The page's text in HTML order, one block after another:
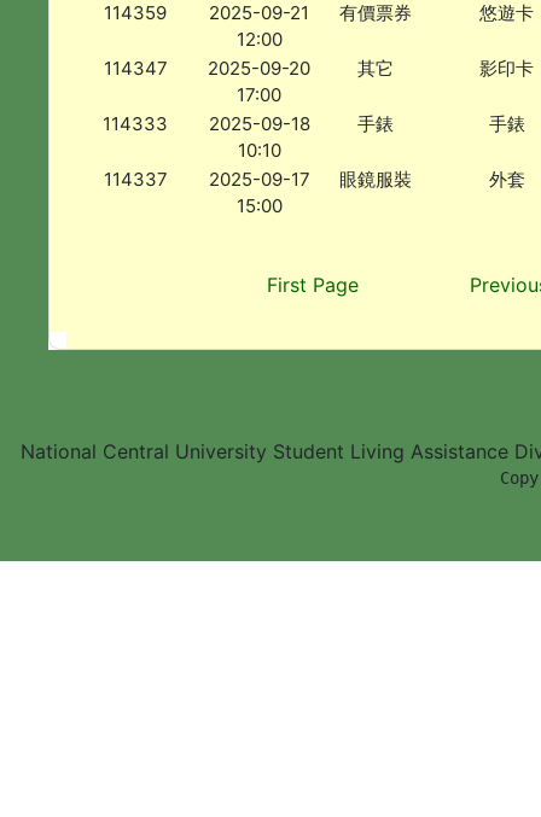
114359
2025-09-21
12:00
有價票券 悠遊卡
114347
2025-09-20
17:00
其它 影印卡
114333
2025-09-18
10:10
手錶 手錶
114337
2025-09-17
15:00
眼鏡服裝 外套
First Page
National Central University Student Living Assistance